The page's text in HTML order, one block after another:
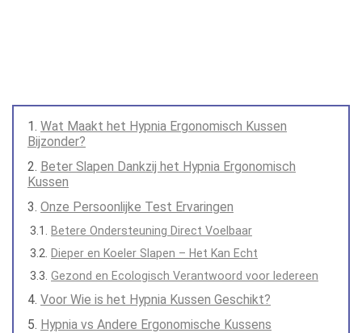
Wat Maakt het Hypnia Ergonomisch Kussen
Bijzonder?
Beter Slapen Dankzij het Hypnia Ergonomisch
Kussen
Onze Persoonlijke Test Ervaringen
Betere Ondersteuning Direct Voelbaar
Dieper en Koeler Slapen – Het Kan Echt
Gezond en Ecologisch Verantwoord voor Iedereen
Voor Wie is het Hypnia Kussen Geschikt?
Hypnia vs Andere Ergonomische Kussens